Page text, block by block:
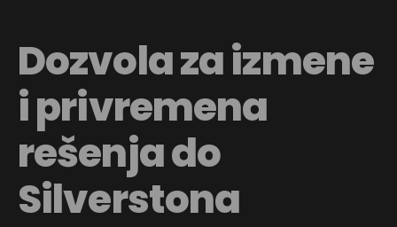
Dozvola za izmene
i privremena
rešenja do
Silverstona